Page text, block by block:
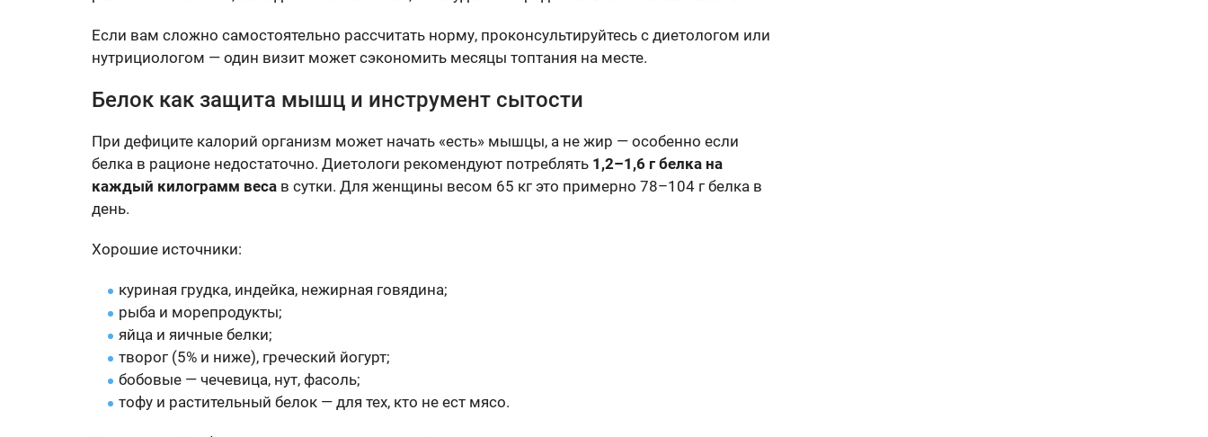
Если вам сложно самостоятельно рассчитать норму, проконсультируйтесь с диетологом или
нутрициологом — один визит может сэкономить месяцы топтания на месте.
Белок как защита мышц и инструмент сытости
При дефиците калорий организм может начать «есть» мышцы, а не жир — особенно если
белка в рационе недостаточно. Диетологи рекомендуют потреблять 1,2–1,6 г белка на
каждый килограмм веса в сутки. Для женщины весом 65 кг это примерно 78–104 г белка в
день.
Хорошие источники:
куриная грудка, индейка, нежирная говядина;
рыба и морепродукты;
яйца и яичные белки;
творог (5% и ниже), греческий йогурт;
бобовые — чечевица, нут, фасоль;
тофу и растительный белок — для тех, кто не ест мясо.